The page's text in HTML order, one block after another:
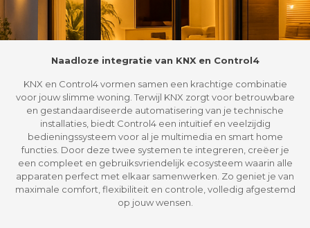
Naadloze integratie van KNX en Control4
KNX en Control4 vormen samen een krachtige combinatie
voor jouw slimme woning. Terwijl KNX zorgt voor betrouwbare
en gestandaardiseerde automatisering van je technische
installaties, biedt Control4 een intuïtief en veelzijdig
bedieningssysteem voor al je multimedia en smart home
functies. Door deze twee systemen te integreren, creëer je
een compleet en gebruiksvriendelijk ecosysteem waarin alle
apparaten perfect met elkaar samenwerken. Zo geniet je van
maximale comfort, flexibiliteit en controle, volledig afgestemd
op jouw wensen.